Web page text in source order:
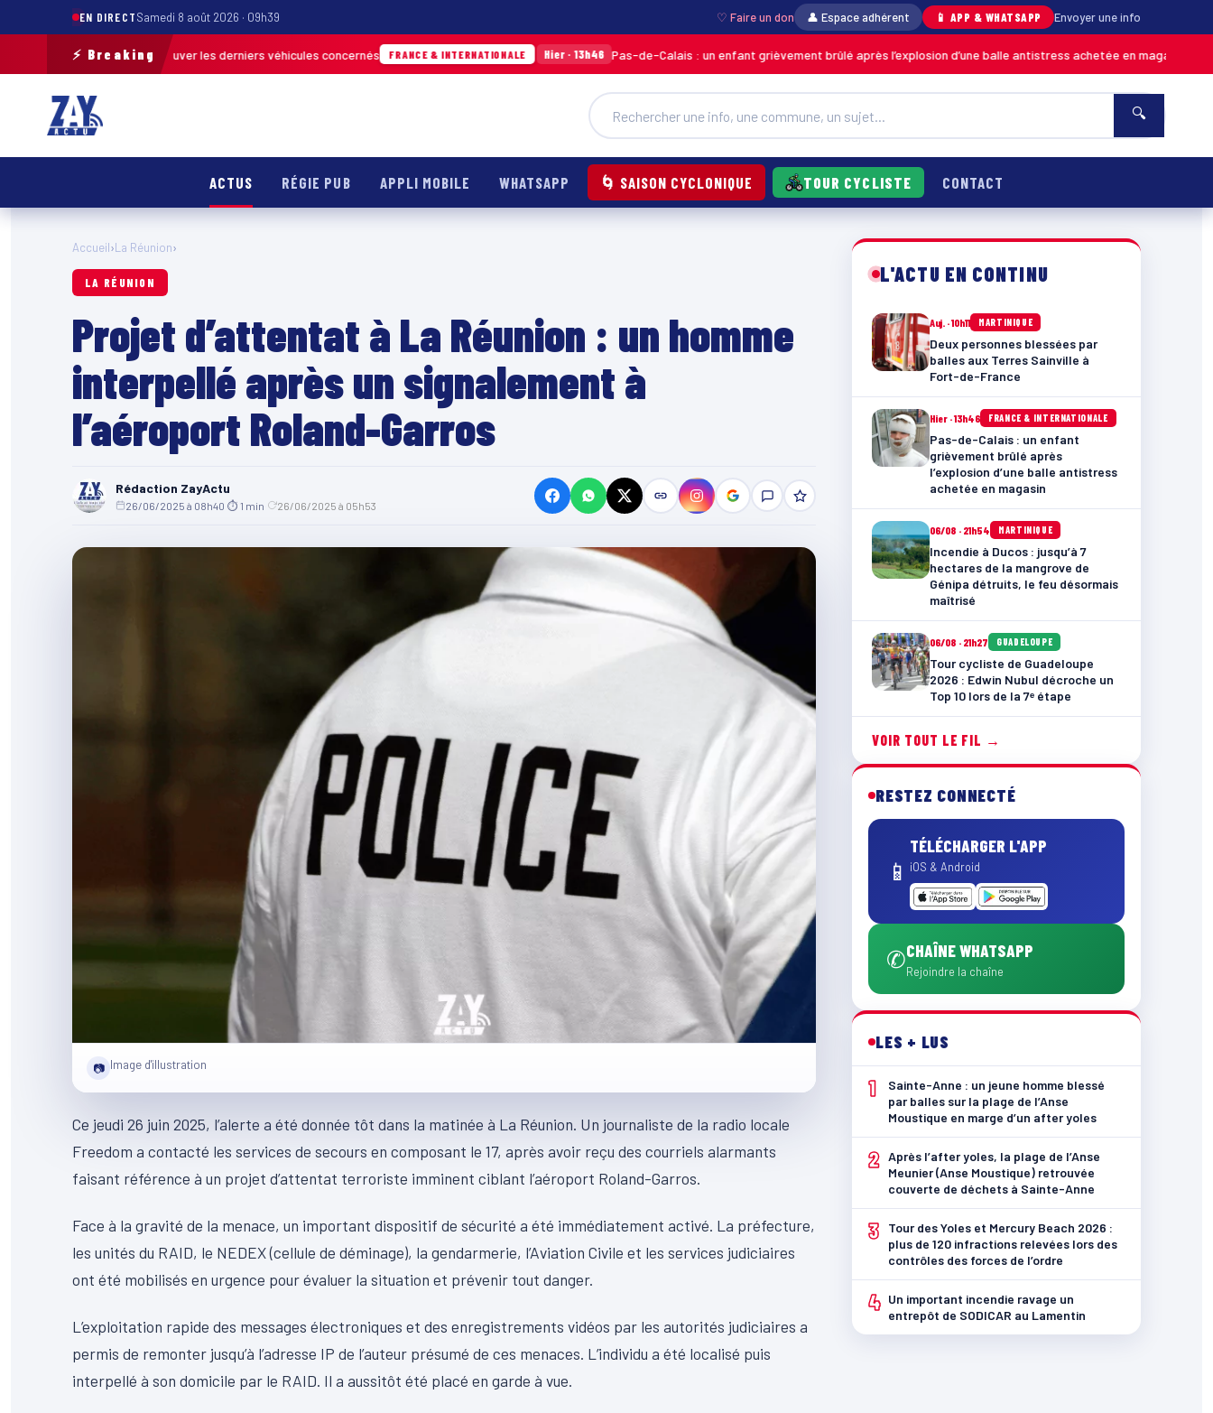
EN DIRECTSamedi 8 août 2026 · 09h39 ♡ Faire un don 👤 Espace adhérent 📱 APP & WHATSAPP Envoyer une info
⚡ Breaking
terrain pour retrouver les derniers véhicules concernés FRANCE & INTERNATIONALE Hier · 13h46 Pas-de-Calais : un enfant grièvement brûlé après l’explosion d’une balle antistress achetée en magasin MARTINIQUE
🔍
ACTUS RÉGIE PUB APPLI MOBILE WHATSAPP 🌀 SAISON CYCLONIQUE TOUR CYCLISTE CONTACT
Accueil›La Réunion›
LA RÉUNION
Projet d’attentat à La Réunion : un homme
interpellé après un signalement à
l’aéroport Roland-Garros
Rédaction ZayActu
26/06/2025 à 08h40 ⏱ 1 min 26/06/2025 à 05h53
📷 Image d'illustration
Ce jeudi 26 juin 2025, l’alerte a été donnée tôt dans la matinée à La Réunion. Un journaliste de la radio locale
Freedom a contacté les services de secours en composant le 17, après avoir reçu des courriels alarmants
faisant référence à un projet d’attentat terroriste imminent ciblant l’aéroport Roland-Garros.
Face à la gravité de la menace, un important dispositif de sécurité a été immédiatement activé. La préfecture,
les unités du RAID, le NEDEX (cellule de déminage), la gendarmerie, l’Aviation Civile et les services judiciaires
ont été mobilisés en urgence pour évaluer la situation et prévenir tout danger.
L’exploitation rapide des messages électroniques et des enregistrements vidéos par les autorités judiciaires a
permis de remonter jusqu’à l’adresse IP de l’auteur présumé de ces menaces. L’individu a été localisé puis
interpellé à son domicile par le RAID. Il a aussitôt été placé en garde à vue.
L'ACTU EN CONTINU
Auj. · 10h11 MARTINIQUE
Deux personnes blessées par
balles aux Terres Sainville à
Fort-de-France
Hier · 13h46 FRANCE & INTERNATIONALE
Pas-de-Calais : un enfant
grièvement brûlé après
l’explosion d’une balle antistress
achetée en magasin
06/08 · 21h54 MARTINIQUE
Incendie à Ducos : jusqu’à 7
hectares de la mangrove de
Génipa détruits, le feu désormais
maîtrisé
06/08 · 21h27 GUADELOUPE
Tour cycliste de Guadeloupe
2026 : Edwin Nubul décroche un
Top 10 lors de la 7ᵉ étape
VOIR TOUT LE FIL →
RESTEZ CONNECTÉ
📱
TÉLÉCHARGER L'APP
iOS & Android
✆CHAÎNE WHATSAPP
Rejoindre la chaîne
LES + LUS
1
Sainte-Anne : un jeune homme blessé
par balles sur la plage de l’Anse
Moustique en marge d’un after yoles
2 Après l’after yoles, la plage de l’Anse
Meunier (Anse Moustique) retrouvée
couverte de déchets à Sainte-Anne
3
Tour des Yoles et Mercury Beach 2026 :
plus de 120 infractions relevées lors des
contrôles des forces de l’ordre
4 Un important incendie ravage un
entrepôt de SODICAR au Lamentin